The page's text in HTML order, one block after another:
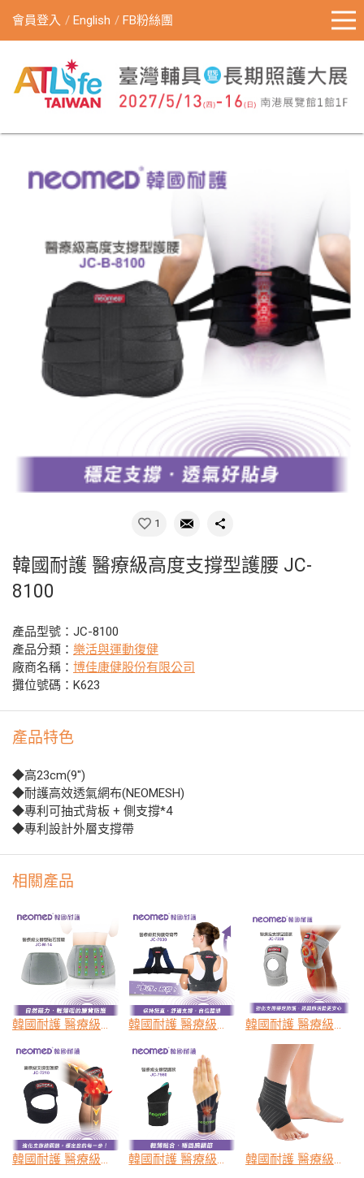
會員登入 English FB粉絲團
1
韓國耐護 醫療級高度支撐型護腰 JC-
8100
產品型號：JC-8100
產品分類： 樂活與運動復健
廠商名稱： 博佳康健股份有限公司
攤位號碼：K623
產品特色
◆高23cm(9")
◆耐護高效透氣網布(NEOMESH)
◆專利可抽式背板 + 側支撐*4
◆專利設計外層支撐帶
相關產品
韓國耐護 醫療級支撐型磁石護腰 JC-M-14 韓國耐護 醫療級挺胸護脊背帶 JC-7030 韓國耐護 醫療級支撐型護膝 JC-7220
韓國耐護 醫療級支撐型護膝 JC-7210 韓國耐護 醫療級支撐型護腕 JC-7560 韓國耐護 醫療級支撐型護踝 JC-7530